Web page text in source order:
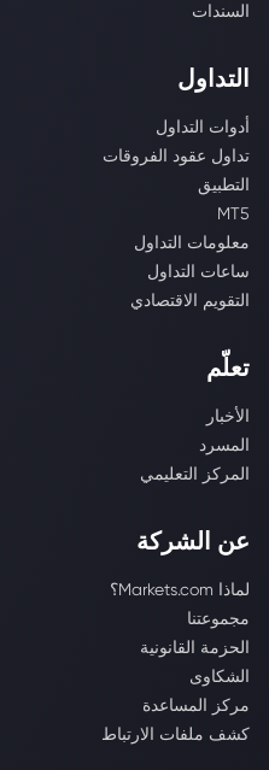
السندات
التداول
أدوات التداول
تداول عقود الفروقات
التطبيق
MT5
معلومات التداول
ساعات التداول
التقويم الاقتصادي
تعلّم
الأخبار
المسرد
المركز التعليمي
عن الشركة
لماذا Markets.com؟
مجموعتنا
الحزمة القانونية
الشكاوى
مركز المساعدة
كشف ملفات الارتباط